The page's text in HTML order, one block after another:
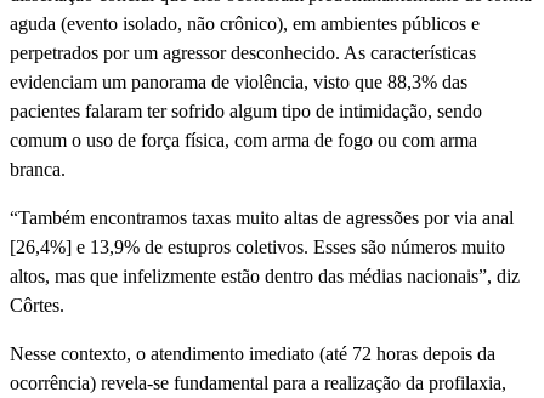
aguda (evento isolado, não crônico), em ambientes públicos e
perpetrados por um agressor desconhecido. As características
evidenciam um panorama de violência, visto que 88,3% das
pacientes falaram ter sofrido algum tipo de intimidação, sendo
comum o uso de força física, com arma de fogo ou com arma
branca.
“Também encontramos taxas muito altas de agressões por via anal
[26,4%] e 13,9% de estupros coletivos. Esses são números muito
altos, mas que infelizmente estão dentro das médias nacionais”, diz
Côrtes.
Nesse contexto, o atendimento imediato (até 72 horas depois da
ocorrência) revela-se fundamental para a realização da profilaxia,